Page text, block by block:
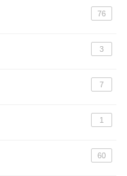
76
3
7
1
60